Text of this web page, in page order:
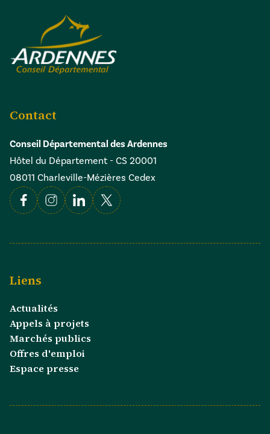
Contact
Conseil Départemental des Ardennes
Hôtel du Département - CS 20001
08011 Charleville-Mézières Cedex
FacebookInstagramLinkedin
X
Liens
Actualités
Appels à projets
Marchés publics
Offres d'emploi
Espace presse